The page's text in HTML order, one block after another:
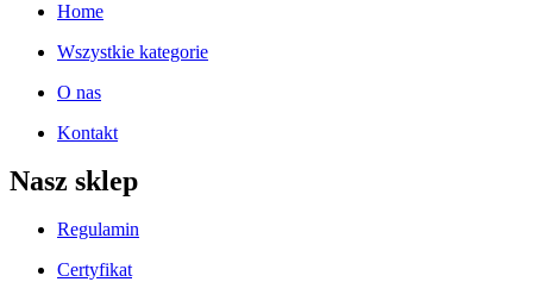
Home
Wszystkie kategorie
O nas
Kontakt
Nasz sklep
Regulamin
Certyfikat